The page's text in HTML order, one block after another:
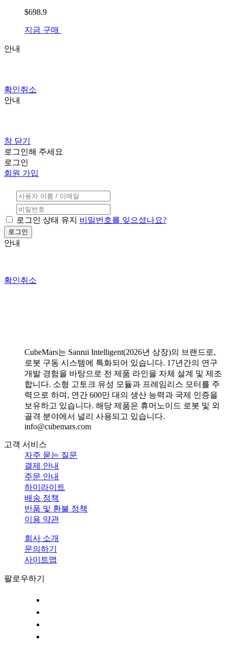
$698.9
지금 구매
안내
확인취소
안내
창 닫기
로그인해 주세요
로그인
회원 가입
로그인 상태 유지 비밀번호를 잊으셨나요?
안내
확인취소
CubeMars는 Sanrui Intelligent(2026년 상장)의 브랜드로,
로봇 구동 시스템에 특화되어 있습니다. 17년간의 연구
개발 경험을 바탕으로 전 제품 라인을 자체 설계 및 제조
합니다. 소형 고토크 유성 모듈과 프레임리스 모터를 주
력으로 하며, 연간 600만 대의 생산 능력과 국제 인증을
보유하고 있습니다. 해당 제품은 휴머노이드 로봇 및 외
골격 분야에서 널리 사용되고 있습니다.
info@cubemars.com
고객 서비스
자주 묻는 질문
결제 안내
주문 안내
하이라이트
배송 정책
반품 및 환불 정책
이용 약관
회사 소개
문의하기
사이트맵
팔로우하기